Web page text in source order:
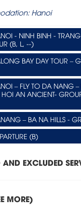
Hanoi
- NINH BINH -
(B, L, --)
BAY DAY TOUR –
– FLY TO DA NANG –
HOI AN ANCIENT-
– BA NA HILLS -
(B)
EXCLUDED
MORE)
Tour Hanoi – Ninh Binh...